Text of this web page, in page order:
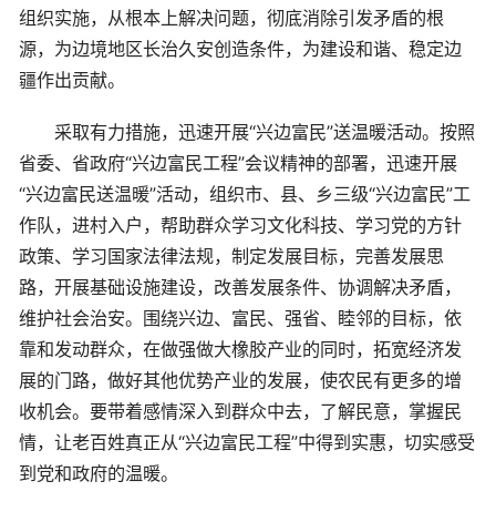
组织实施，从根本上解决问题，彻底消除引发矛盾的根
源，为边境地区长治久安创造条件，为建设和谐、稳定边
疆作出贡献。
采取有力措施，迅速开展“兴边富民”送温暖活动。按照
省委、省政府“兴边富民工程”会议精神的部署，迅速开展
“兴边富民送温暖”活动，组织市、县、乡三级“兴边富民”工
作队，进村入户，帮助群众学习文化科技、学习党的方针
政策、学习国家法律法规，制定发展目标，完善发展思
路，开展基础设施建设，改善发展条件、协调解决矛盾，
维护社会治安。围绕兴边、富民、强省、睦邻的目标，依
靠和发动群众，在做强做大橡胶产业的同时，拓宽经济发
展的门路，做好其他优势产业的发展，使农民有更多的增
收机会。要带着感情深入到群众中去，了解民意，掌握民
情，让老百姓真正从“兴边富民工程”中得到实惠，切实感受
到党和政府的温暖。